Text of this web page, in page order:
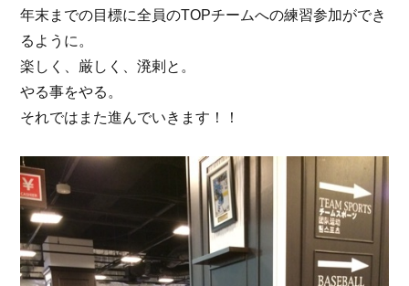
年末までの目標に全員のTOPチームへの練習参加ができ
るように。
楽しく、厳しく、溌剌と。
やる事をやる。
それではまた進んでいきます！！